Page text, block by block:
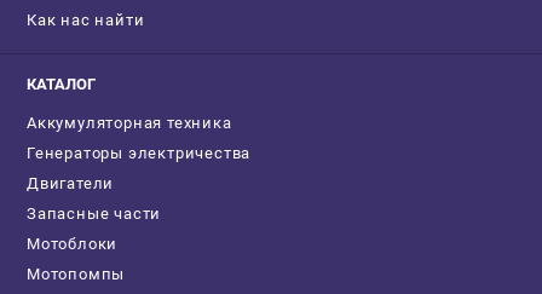
Как нас найти
КАТАЛОГ
Аккумуляторная техника
Генераторы электричества
Двигатели
Запасные части
Мотоблоки
Мотопомпы